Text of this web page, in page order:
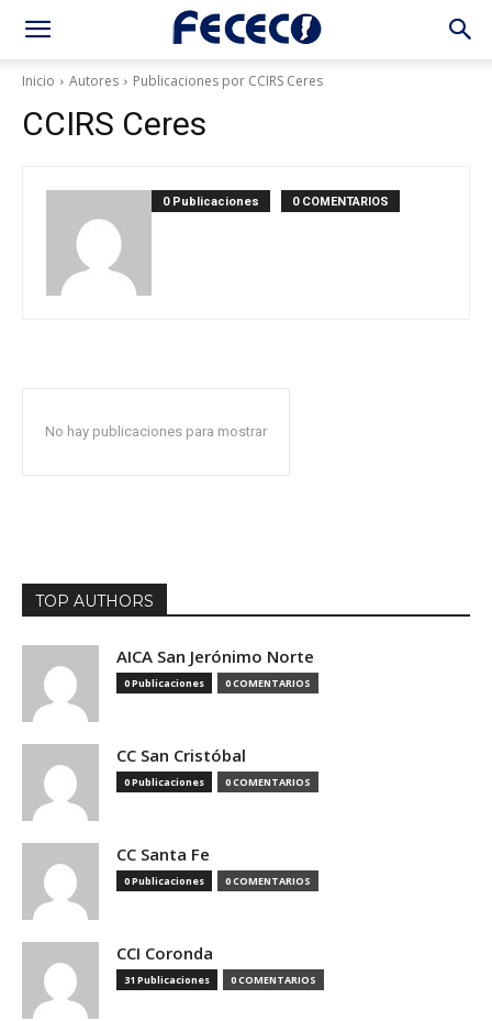
Inicio Autores Publicaciones por CCIRS Ceres
CCIRS Ceres
0 Publicaciones 0 COMENTARIOS
No hay publicaciones para mostrar
TOP AUTHORS
AICA San Jerónimo Norte
0 Publicaciones 0 COMENTARIOS
CC San Cristóbal
0 Publicaciones 0 COMENTARIOS
CC Santa Fe
0 Publicaciones 0 COMENTARIOS
CCI Coronda
31 Publicaciones 0 COMENTARIOS